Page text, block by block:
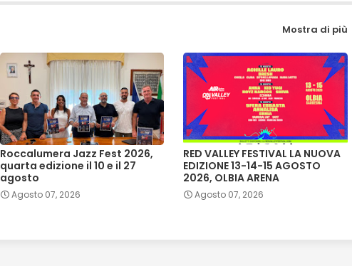
Mostra di più
Roccalumera Jazz Fest 2026,
quarta edizione il 10 e il 27
agosto
Agosto 07, 2026
RED VALLEY FESTIVAL LA NUOVA
EDIZIONE 13-14-15 AGOSTO
2026, OLBIA ARENA
Agosto 07, 2026